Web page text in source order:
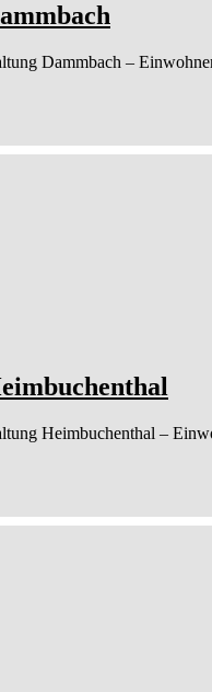
Dammbach –
Heimbuchenthal –